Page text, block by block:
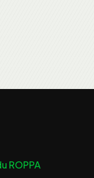
ROPPA